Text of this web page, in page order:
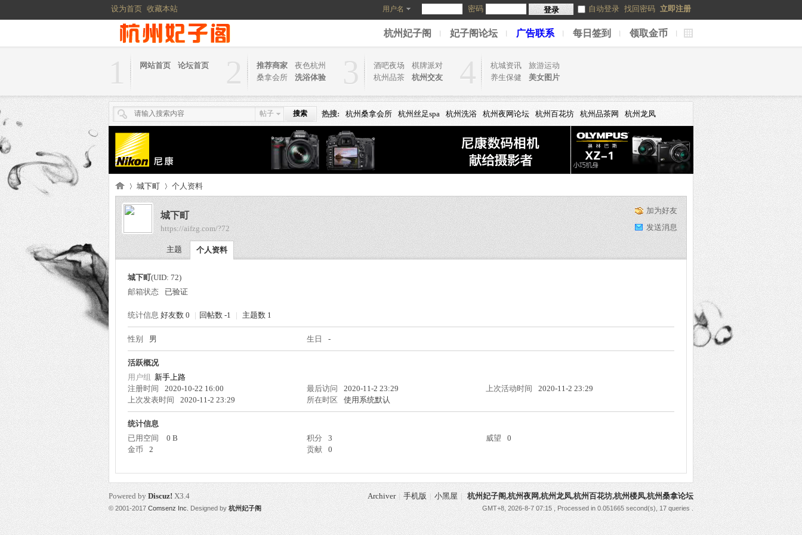
设为首页 收藏本站 用户名 密码 登录 自动登录 找回密码 立即注册
杭州妃子阁 妃子阁论坛 广告联系 每日签到 领取金币
1 网站首页 论坛首页 2 推荐商家
夜色杭州
桑拿会所
洗浴体验 3 酒吧夜场
棋牌派对
杭州品茶
杭州交友 4 杭城资讯
旅游运动
养生保健
美女图片
帖子 搜索 热搜: 杭州桑拿会所 杭州丝足spa 杭州洗浴 杭州夜网论坛 杭州百花坊 杭州品茶网 杭州龙凤
妃
›
城下町 个人资料
加为好友
发送消息
城下町
https://aifzg.com/?72
主题 个人资料
城下町(UID: 72)
邮箱状态
已验证
统计信息 好友数 0 | 回帖数 -1 | 主题数 1
性别 男 生日 -
活跃概况
用户组 新手上路
注册时间
2020-10-22 16:00 最后访问 2020-11-2 23:29 上次活动时间
2020-11-2 23:29
上次发表时间
2020-11-2 23:29 所在时区 使用系统默认
统计信息
已用空间
0 B 积分 3 威望
0
金币
2 贡献 0
Archiver | 手机版 | 小黑屋 杭州妃子阁,杭州夜网,杭州龙凤,杭州百花坊,杭州楼凤,杭州桑拿论坛
GMT+8, 2026-8-7 07:15 , Processed in 0.051665 second(s), 17 queries .
Powered by Discuz! X3.4
© 2001-2017 Comsenz Inc.Designed by 杭州妃子阁